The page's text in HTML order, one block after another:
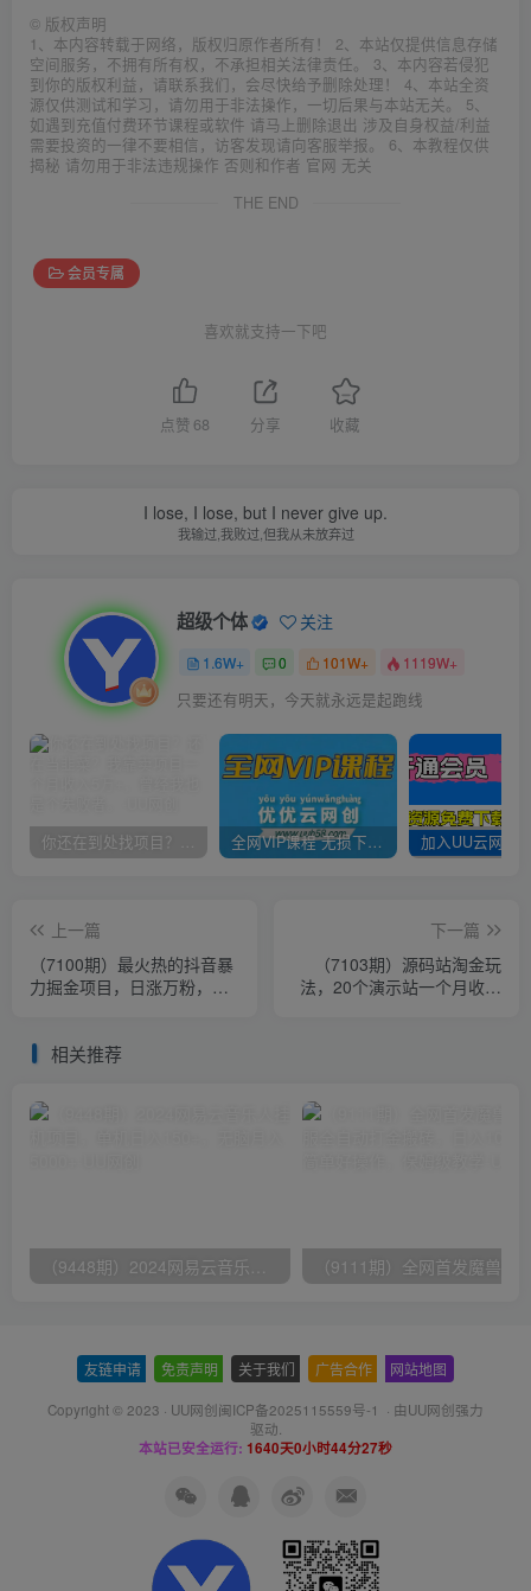
© 版权声明
1、本内容转载于网络，版权归原作者所有！ 2、本站仅提供信息存储
空间服务，不拥有所有权，不承担相关法律责任。 3、本内容若侵犯
到你的版权利益，请联系我们，会尽快给予删除处理！ 4、本站全资
源仅供测试和学习，请勿用于非法操作，一切后果与本站无关。 5、
如遇到充值付费环节课程或软件 请马上删除退出 涉及自身权益/利益
需要投资的一律不要相信，访客发现请向客服举报。 6、本教程仅供
揭秘 请勿用于非法违规操作 否则和作者 官网 无关
THE END
会员专属
喜欢就支持一下吧
点赞 68 分享 收藏
I lose, I lose, but I never give up.
我输过,我败过,但我从未放弃过
超级个体 关注
1.6W+ 0 101W+ 1119W+
只要还有明天，今天就永远是起跑线
你还在到处找项目？还在当韭菜？我靠卖项目一个月收入5万+，曾经我也是个失败者。 全网VIP课程 无损下载~
上一篇
（7100期）最火热的抖音暴
力掘金项目，日涨万粉，多
下一篇
（7103期）源码站淘金玩
法，20个演示站一个月收入
相关推荐
友链申请 免责声明 关于我们 广告合作 网站地图
Copyright © 2023 · UU网创闽ICP备2025115559号-1 · 由UU网创强力
驱动.
本站已安全运行: 1640天0小时44分27秒